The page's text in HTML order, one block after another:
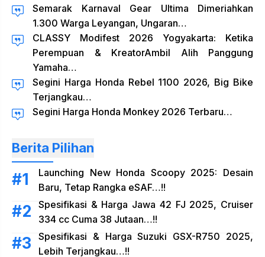
Semarak Karnaval Gear Ultima Dimeriahkan
1.300 Warga Leyangan, Ungaran…
CLASSY Modifest 2026 Yogyakarta: Ketika
Perempuan & KreatorAmbil Alih Panggung
Yamaha…
Segini Harga Honda Rebel 1100 2026, Big Bike
Terjangkau…
Segini Harga Honda Monkey 2026 Terbaru…
Berita Pilihan
Launching New Honda Scoopy 2025: Desain
Baru, Tetap Rangka eSAF…!!
Spesifikasi & Harga Jawa 42 FJ 2025, Cruiser
334 cc Cuma 38 Jutaan…!!
Spesifikasi & Harga Suzuki GSX-R750 2025,
Lebih Terjangkau…!!